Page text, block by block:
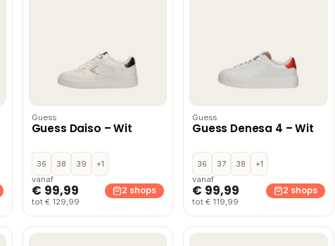
Guess
Guess Daiso – Wit
36 38 39
+1
vanaf
€ 99,99
tot € 129,99
2 shops
Guess
Guess Denesa 4 – Wit
36 37 38
+1
vanaf
€ 99,99
tot € 119,99
2 shops